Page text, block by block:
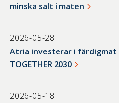
minska salt i maten
2026-05-28
Atria investerar i
TOGETHER 2030
2026-05-18